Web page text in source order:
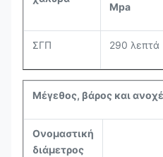
Mpa
ΣΓΠ 290 λεπτά
Μέγεθος, βάρος και
Ονομαστική
διάμετρος